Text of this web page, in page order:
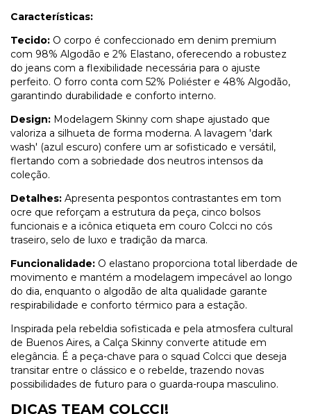
Características:
Tecido: O corpo é confeccionado em denim premium
com 98% Algodão e 2% Elastano, oferecendo a robustez
do jeans com a flexibilidade necessária para o ajuste
perfeito. O forro conta com 52% Poliéster e 48% Algodão,
garantindo durabilidade e conforto interno.
Design: Modelagem Skinny com shape ajustado que
valoriza a silhueta de forma moderna. A lavagem 'dark
wash' (azul escuro) confere um ar sofisticado e versátil,
flertando com a sobriedade dos neutros intensos da
coleção.
Detalhes: Apresenta pespontos contrastantes em tom
ocre que reforçam a estrutura da peça, cinco bolsos
funcionais e a icônica etiqueta em couro Colcci no cós
traseiro, selo de luxo e tradição da marca.
Funcionalidade: O elastano proporciona total liberdade de
movimento e mantém a modelagem impecável ao longo
do dia, enquanto o algodão de alta qualidade garante
respirabilidade e conforto térmico para a estação.
Inspirada pela rebeldia sofisticada e pela atmosfera cultural
de Buenos Aires, a Calça Skinny converte atitude em
elegância. É a peça-chave para o squad Colcci que deseja
transitar entre o clássico e o rebelde, trazendo novas
possibilidades de futuro para o guarda-roupa masculino.
DICAS TEAM COLCCI!